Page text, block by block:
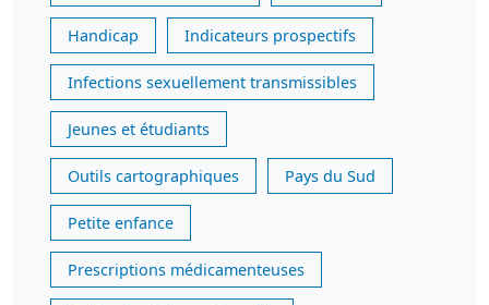
Handicap Indicateurs prospectifs
Infections sexuellement transmissibles
Jeunes et étudiants
Outils cartographiques Pays du Sud
Petite enfance
Prescriptions médicamenteuses